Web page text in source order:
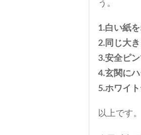
う。
1.白い紙
2.同じ大
3.安全ピ
4.玄関に
5.ホワイ
以上です。